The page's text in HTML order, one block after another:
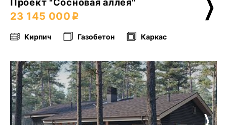
23 145 000
Кирпич Газобетон Каркас